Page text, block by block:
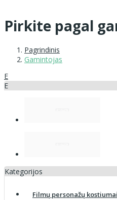
Pirkite pagal
Pagrindinis
Gamintojas
E
E
Kategorijos
Filmų personažų